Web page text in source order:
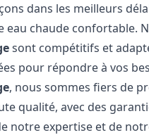
dans les meilleurs
chaude confortable.
sont compétitifs et
pour répondre à vos
, nous sommes fiers de
qualité, avec des
notre expertise et de